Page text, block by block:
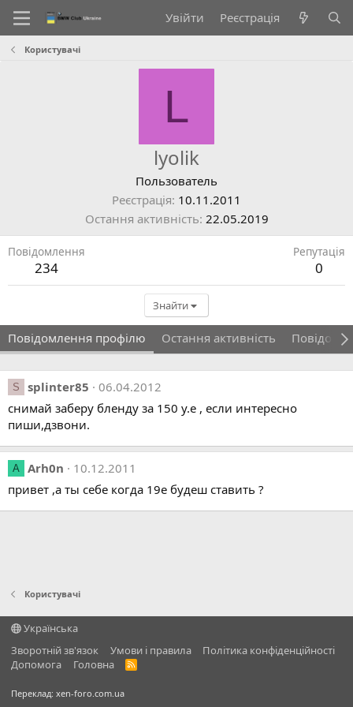
Увійти Реєстрація
Користувачі
L
lyolik
Пользователь
Реєстрація 10.11.2011
Остання активність 22.05.2019
Повідомлення
234
Репутація
0
Знайти
Повідомлення профілю Остання активність
S splinter85
06.04.2012
снимай заберу бленду за 150 у.е , если интересно
пиши,дзвони.
A Arh0n
10.12.2011
привет ,а ты себе когда 19е будеш ставить ?
Користувачі
Українська
Зворотній зв'язок
Умови і правила
Політика конфіденційності
Дoпoмoга
Головна
R
Переклад: xen-foro.com.ua